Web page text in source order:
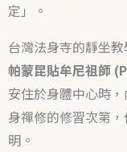
定」。
台灣法身寺的靜坐
帕蒙昆貼牟尼祖師
安住於身體中心時
身禪修的修習次第
明。